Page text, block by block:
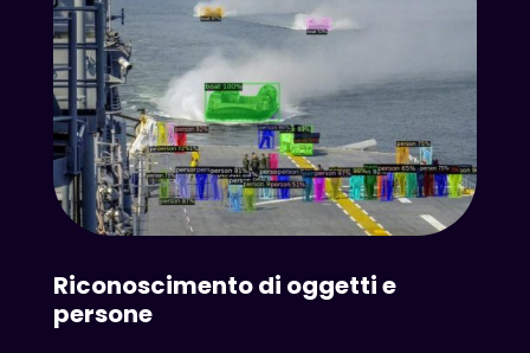
Riconoscimento di oggetti e
persone